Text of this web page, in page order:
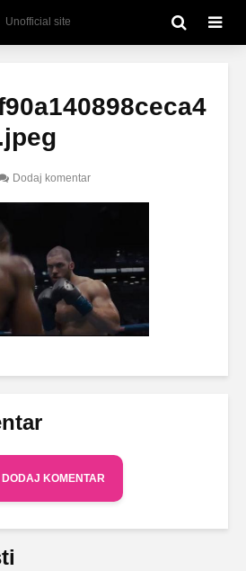
Unofficial site
Dodaj komentar
DODAJ KOMENTAR